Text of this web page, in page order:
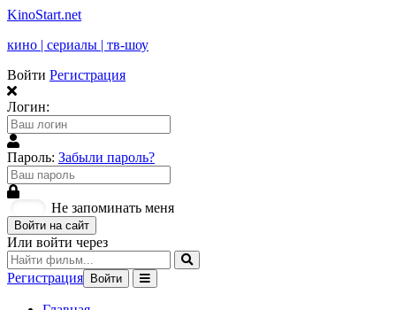
KinoStart.net
кино | сериалы | тв-шоу
Войти Регистрация
Логин:
Пароль: Забыли пароль?
Не запоминать меня
Войти на сайт
Или войти через
Регистрация Войти